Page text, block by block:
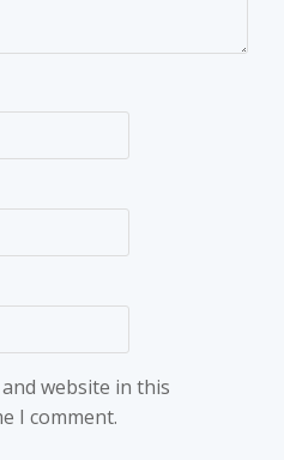
website in this
I comment.